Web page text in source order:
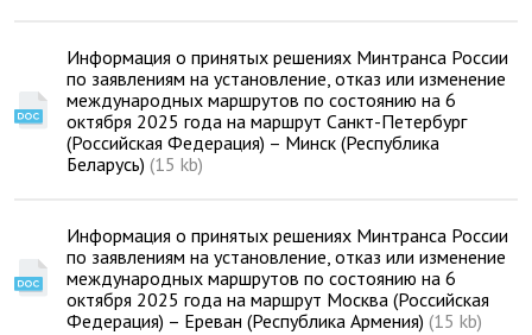
Информация о принятых решениях Минтранса России
по заявлениям на установление, отказ или изменение
международных маршрутов по состоянию на 6
октября 2025 года на маршрут Санкт-Петербург
(Российская Федерация) – Минск (Республика
Беларусь) (15 kb)
Информация о принятых решениях Минтранса России
по заявлениям на установление, отказ или изменение
международных маршрутов по состоянию на 6
октября 2025 года на маршрут Москва (Российская
Федерация) – Ереван (Республика Армения) (15 kb)